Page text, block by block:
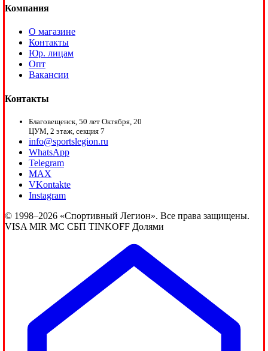
Компания
О магазине
Контакты
Юр. лицам
Опт
Вакансии
Контакты
Благовещенск, 50 лет Октября, 20
ЦУМ, 2 этаж, секция 7
info@sportslegion.ru
WhatsApp
Telegram
MAX
VKontakte
Instagram
© 1998–2026 «Спортивный Легион». Все права защищены.
VISA MIR MC СБП TINKOFF Долями